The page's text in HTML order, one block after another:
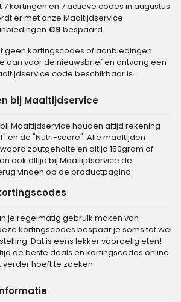
kortingen en 7 actieve codes in augustus
er met onze Maaltijdservice
€9 bespaard.
geen kortingscodes of aanbiedingen
aan voor de nieuwsbrief en ontvang een
code beschikbaar is.
bij Maaltijdservice
Maaltijdservice houden altijd rekening
en de "Nutri-score". Alle maaltijden
zoutgehalte en altijd 150gram of
ook altijd bij Maaltijdservice de
vinden op de productpagina.
je regelmatig gebruik maken van
kortingscodes bespaar je soms tot wel
Dat is eens lekker voordelig eten!
de beste deals en kortingscodes online
hoeft te zoeken.